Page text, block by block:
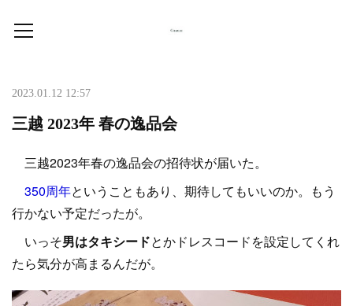
2023.01.12 12:57
三越 2023年 春の逸品会
三越2023年春の逸品会の招待状が届いた。
350周年ということもあり、期待してもいいのか。もう
行かない予定だったが。
いっそ男はタキシードとかドレスコードを設定してくれ
たら気分が高まるんだが。